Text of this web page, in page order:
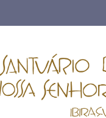
ROMARIA DIOCESANA DA